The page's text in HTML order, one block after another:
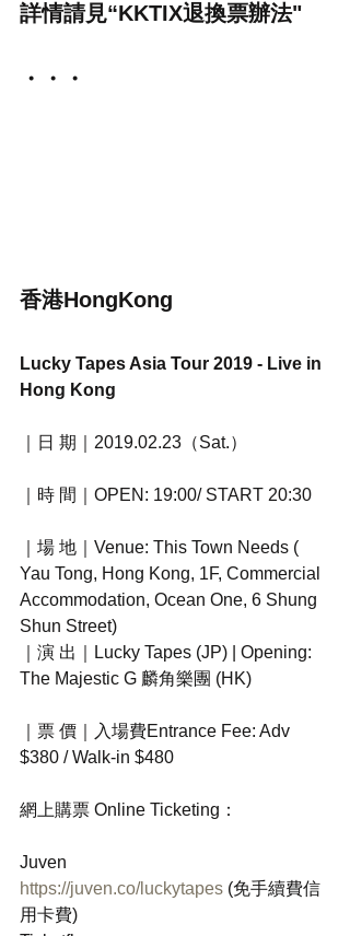
詳情請見“KKTIX退換票辦法"
・・・
香港HongKong
Lucky Tapes Asia Tour 2019 - Live in
Hong Kong
｜日 期｜2019.02.23（Sat.）
｜時 間｜OPEN: 19:00/ START 20:30
｜場 地｜Venue: This Town Needs (
Yau Tong, Hong Kong, 1F, Commercial
Accommodation, Ocean One, 6 Shung
Shun Street)
｜演 出｜Lucky Tapes (JP) | Opening:
The Majestic G 麟角樂團 (HK)
｜票 價｜入場費Entrance Fee: Adv
$380 / Walk-in $480
網上購票 Online Ticketing：
Juven
https://juven.co/luckytapes (免手續費信
用卡費)